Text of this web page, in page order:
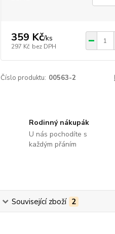
359 Kč/ks
297 Kč bez DPH
Číslo produktu: 00563-2
Rodinný nákupák
U nás pochodíte s
každým přáním
Související zboží 2